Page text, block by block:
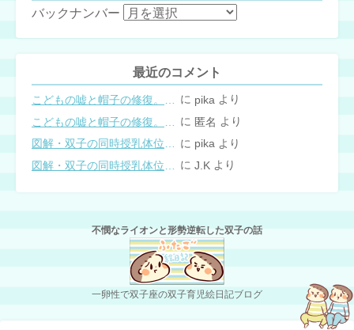
バックナンバー
最近のコメント
に pika より
に 匿名 より
図解・双子の同時授乳体位まとめ に pika より
図解・双子の同時授乳体位まとめ に J.K より
不憫なライオンと形勢逆転した双子の話
一卵性で双子座の双子育児絵日記ブログ